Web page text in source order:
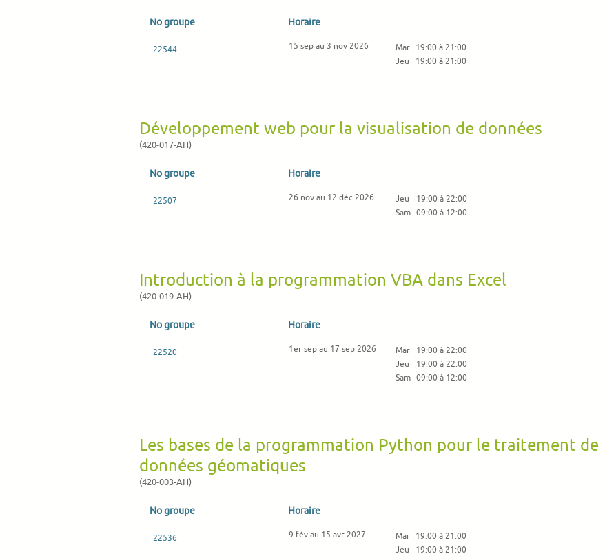
No groupe Horaire
22544 15 sep au 3 nov 2026 Mar 19:00 à 21:00
Jeu
19:00 à 21:00
Développement web pour la visualisation de données
(420-017-AH)
No groupe Horaire
22507 26 nov au 12 déc 2026 Jeu
19:00 à 22:00
Sam 09:00 à 12:00
Introduction à la programmation VBA dans Excel
(420-019-AH)
No groupe Horaire
22520 1er sep au 17 sep 2026 Mar
19:00 à 22:00
Jeu
19:00 à 22:00
Sam 09:00 à 12:00
Les bases de la programmation Python pour le traitement de
données géomatiques
(420-003-AH)
No groupe Horaire
22536 9 fév au 15 avr 2027 Mar 19:00 à 21:00
Jeu
19:00 à 21:00